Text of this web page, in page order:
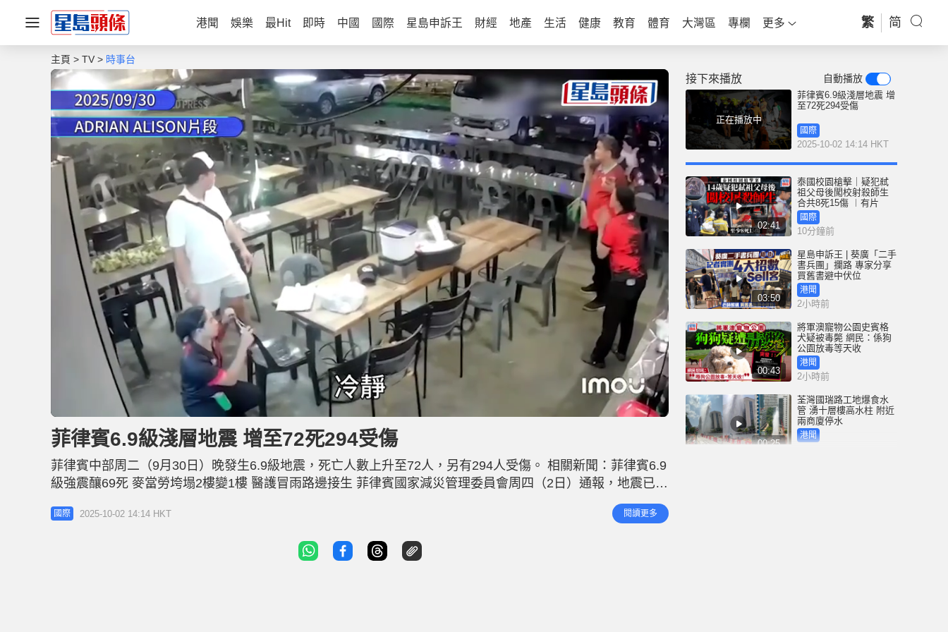
港聞 娛樂 最Hit 即時 中國 國際 星島申訴王 財經 地產 生活 健康 教育 體育 大灣區 專欄 更多 繁 简
主頁 TV 時事台
n
u
t
e
o
d
5
3
.
6
0
菲律賓6.9級淺層地震 增至72死294受傷
菲律賓中部周二（9月30日）晚發生6.9級地震，死亡人數上升至72人，另有294人受傷。 相關新聞：菲律賓6.9
級強震釀69死 麥當勞垮塌2樓變1樓 醫護冒雨路邊接生 菲律賓國家減災管理委員會周四（2日）通報，地震已造
成87處基礎設施和597間房屋受損，影響4.7萬餘戶、約17萬人。震央所在的宿務省政府已宣佈全省進入災難狀
態，以便動用更多資源開展救援和安置。救援人員正加緊清理廢墟、轉移安置受災民眾
國際 2025-10-02 14:14 HKT 閱讀更多
接下來播放 自動播放
正在播放中
菲律賓6.9級淺層地震 增
至72死294受傷
國際
2025-10-02 14:14 HKT
02:41
泰國校園槍擊｜疑犯弒
祖父母後闖校射殺師生
合共8死15傷 ︱有片
國際
10分鐘前
03:50
星島申訴王 | 葵廣「二手
書兵團」攔路 專家分享
買舊書避中伏位
港聞
2小時前
00:43
將軍澳寵物公園史賓格
犬疑被毒斃 網民：係狗
公園放毒等天收
港聞
2小時前
00:25
荃灣國瑞路工地爆食水
管 湧十層樓高水柱 附近
兩商廈停水
港聞